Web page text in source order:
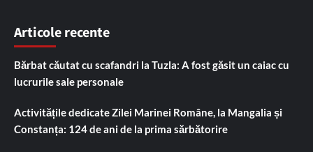
Articole recente
Bărbat căutat cu scafandri la Tuzla: A fost găsit un caiac cu
lucrurile sale personale
Activitățile dedicate Zilei Marinei Române, la Mangalia și
Constanța: 124 de ani de la prima sărbătorire